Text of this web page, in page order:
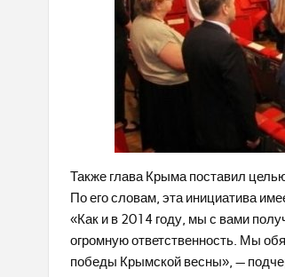
Также глава Крыма поставил
По его словам, эта инициатива
«Как и в 2014 году, мы с вами
огромную ответственность. Мы
победы Крымской весны», —